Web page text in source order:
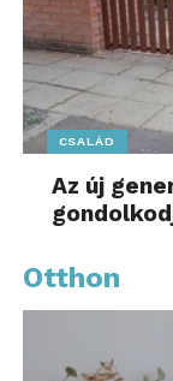
CSALÁD
Az új
Otthon